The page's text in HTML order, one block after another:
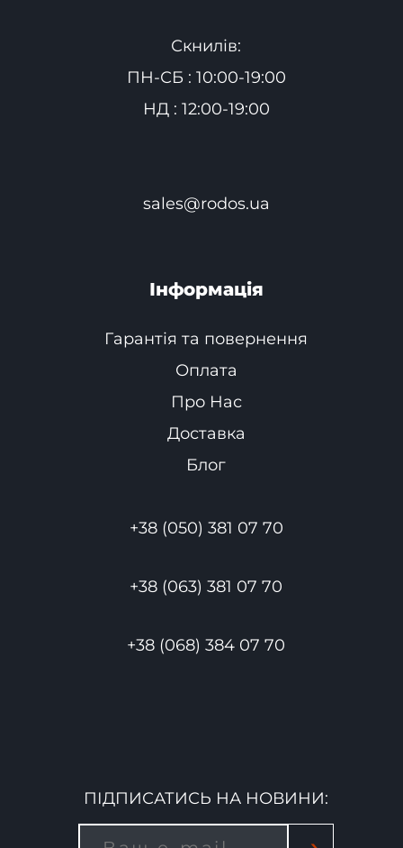
Скнилів:
ПН-СБ : 10:00-19:00
НД : 12:00-19:00
sales@rodos.ua
Інформація
Гарантія та повернення
Оплата
Про Нас
Доставка
Блог
+38 (050) 381 07 70
+38 (063) 381 07 70
+38 (068) 384 07 70
ПІДПИСАТИСЬ НА НОВИНИ: